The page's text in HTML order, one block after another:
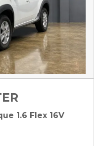
1.6 Flex 16V